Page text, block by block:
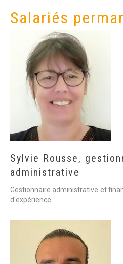
Salariés
Sylvie Rousse,
administrative
Gestionnaire administrative et
d'expérience.